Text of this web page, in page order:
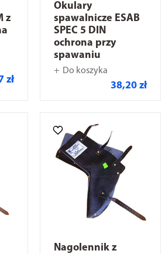
z
zł
Okulary
spawalnicze ESAB
SPEC 5 DIN
ochrona przy
spawaniu
Do koszyka
38,20 zł
Nagolennik z